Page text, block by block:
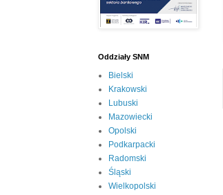
Oddziały SNM
Bielski
Krakowski
Lubuski
Mazowiecki
Opolski
Podkarpacki
Radomski
Śląski
Wielkopolski